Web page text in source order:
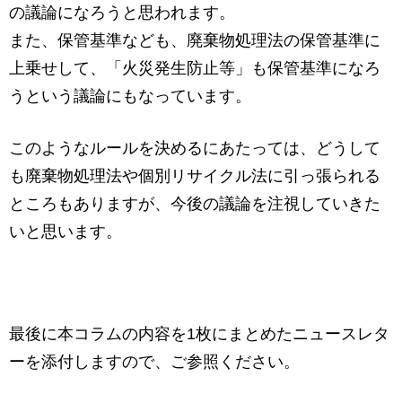
の議論になろうと思われます。
また、保管基準なども、廃棄物処理法の保管基準に
上乗せして、「火災発生防止等」も保管基準になろ
うという議論にもなっています。
このようなルールを決めるにあたっては、どうして
も廃棄物処理法や個別リサイクル法に引っ張られる
ところもありますが、今後の議論を注視していきた
いと思います。
最後に本コラムの内容を1枚にまとめたニュースレタ
ーを添付しますので、ご参照ください。